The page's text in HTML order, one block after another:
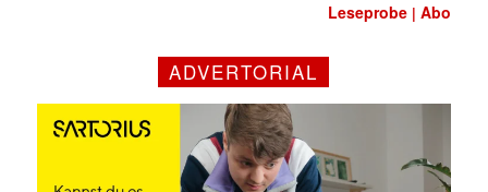
Leseprobe |Abo
ADVERTORIAL